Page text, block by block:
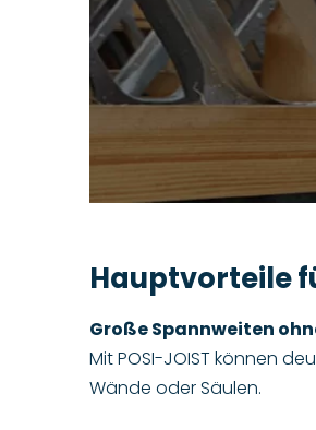
Hauptvorteile
Große Spannweiten
Mit POSI-JOIST können
Wände oder Säulen.